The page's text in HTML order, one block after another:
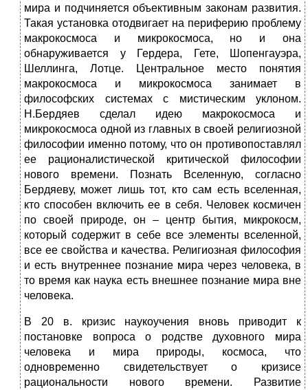
мира и подчиняется объективным законам развития.
Такая установка отодвигает на периферию проблему
макрокосмоса и микрокосмоса, но и она
обнаруживается у Гердера, Гете, Шопенгауэра,
Шеллинга, Лотце. Центральное место понятия
макрокосмоса и микрокосмоса занимает в
философских системах с мистическим уклоном.
Н.Бердяев сделал идею макрокосмоса и
микрокосмоса одной из главных в своей религиозной
философии именно потому, что он противопоставлял
ее рационалистической критической философии
нового времени. Познать Вселенную, согласно
Бердяеву, может лишь тот, кто сам есть вселенная,
кто способен включить ее в себя. Человек космичен
по своей природе, он – центр бытия, микрокосм,
который содержит в себе все элементы вселенной,
все ее свойства и качества. Религиозная философия
и есть внутреннее познание мира через человека, в
то время как наука есть внешнее познание мира вне
человека.
В 20 в. кризис наукоучения вновь приводит к
постановке вопроса о родстве духовного мира
человека и мира природы, космоса, что
одновременно свидетельствует о кризисе
рациональности нового времени. Развитие